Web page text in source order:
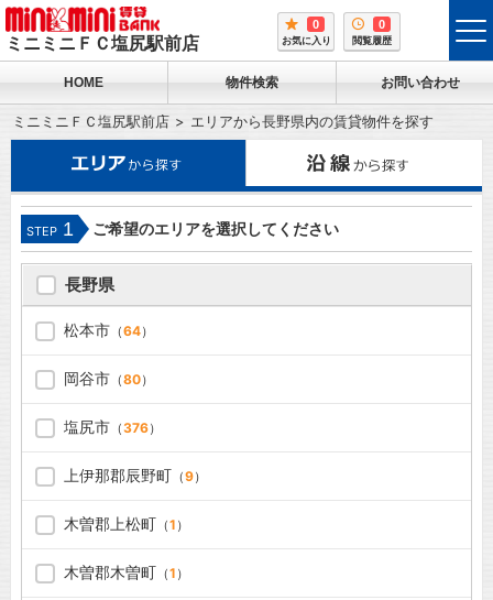
ミニミニＦＣ塩尻駅前店
0
お気に入り
0
閲覧履歴
HOME 物件検索 お問い合わせ
ミニミニＦＣ塩尻駅前店 エリアから長野県内の賃貸物件を探す
STEP 1 ご希望のエリアを選択してください
長野県
松本市（64）
岡谷市（80）
塩尻市（376）
上伊那郡辰野町 （9）
木曽郡上松町 （1 ）
木曽郡木曽町 （1 ）